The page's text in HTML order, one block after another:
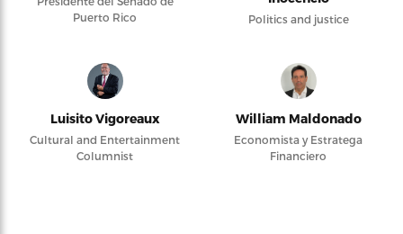
Puerto Rico
Politics and justice
Luisito Vigoreaux
Cultural and Entertainment
Columnist
William Maldonado
Economista y Estratega
Financiero